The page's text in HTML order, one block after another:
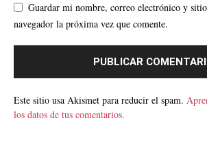
Guardar mi nombre, correo electrónico y
navegador la próxima vez que comente.
Este sitio usa Akismet para reducir el spam.
los datos de tus comentarios.